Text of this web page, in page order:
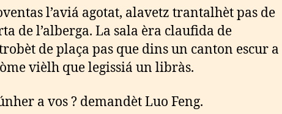
l’aviá agotat, alavetz trantalhèt pas de
de l’alberga. La sala èra claufida de
de plaça pas que dins un canton escur a
vièlh que legissiá un libràs.
a vos ? demandèt Luo Feng.